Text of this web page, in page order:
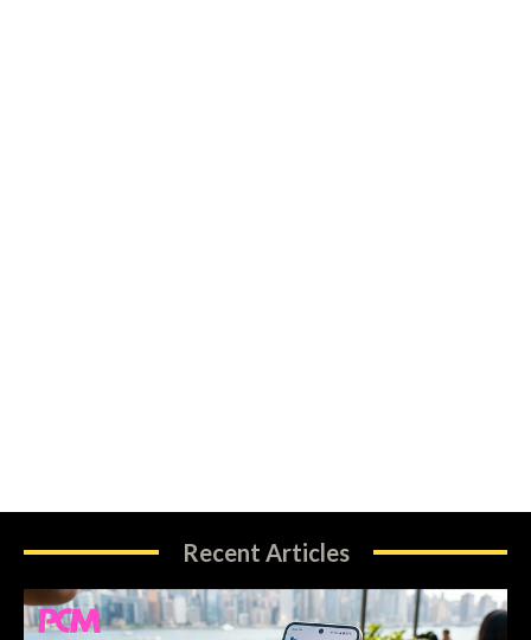
Recent Articles